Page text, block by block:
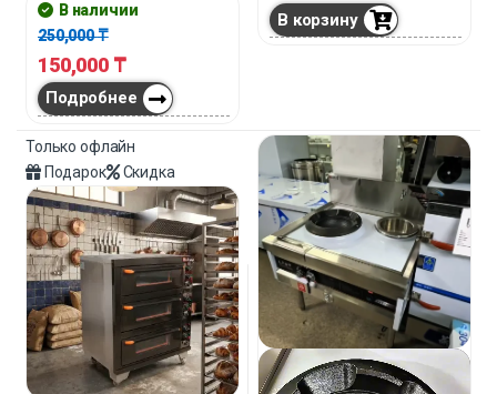
В наличии
250,000₸
150,000 ₸
Подробнее
В корзину
Только офлайн
Подарок
Скидка